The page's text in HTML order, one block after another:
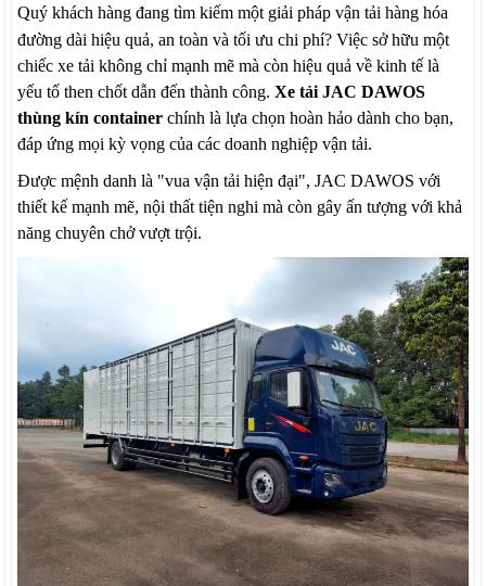
Quý khách hàng đang tìm kiếm một giải pháp vận tải hàng hóa
đường dài hiệu quả, an toàn và tối ưu chi phí? Việc sở hữu một
chiếc xe tải không chỉ mạnh mẽ mà còn hiệu quả về kinh tế là
yếu tố then chốt dẫn đến thành công.Xe tải JAC DAWOS
thùng kín container chính là lựa chọn hoàn hảo dành cho bạn,
đáp ứng mọi kỳ vọng của các doanh nghiệp vận tải.
Được mệnh danh là "vua vận tải hiện đại", JAC DAWOS với
thiết kế mạnh mẽ, nội thất tiện nghi mà còn gây ấn tượng với khả
năng chuyên chở vượt trội.